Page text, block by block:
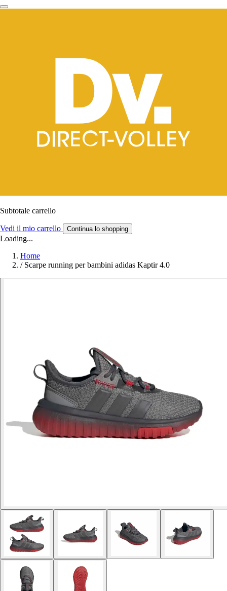
Subtotale carrello
Vedi il mio carrello Continua lo shopping
Loading...
Home
/ Scarpe running per bambini adidas Kaptir 4.0